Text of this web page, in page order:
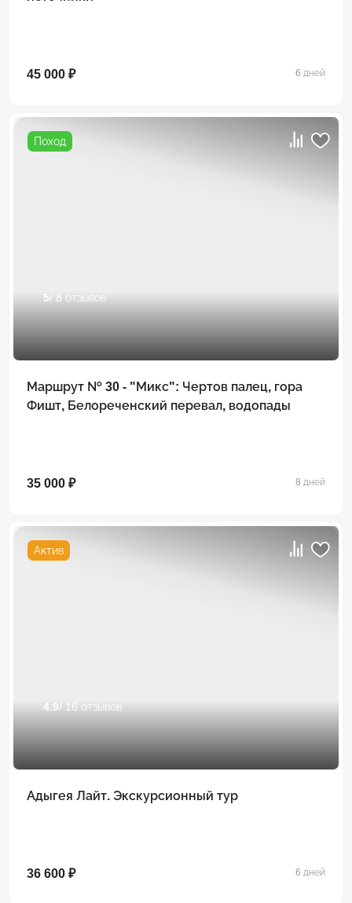
45 000 ₽ 6 дней
Поход
5/ 8 отзывов
Маршрут № 30 - "Микс": Чертов палец, гора
Фишт, Белореченский перевал, водопады
35 000 ₽ 8 дней
Актив
4.9/ 16 отзывов
Адыгея Лайт. Экскурсионный тур
36 600 ₽ 6 дней